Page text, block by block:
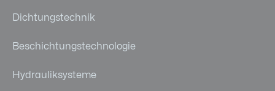
Dichtungstechnik
Beschichtungstechnologie
Hydrauliksysteme